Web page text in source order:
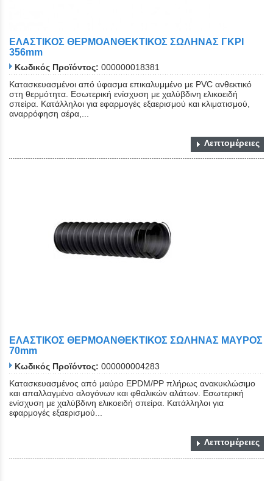
ΕΛΑΣΤΙΚΟΣ ΘΕΡΜΟΑΝΘΕΚΤΙΚΟΣ ΣΩΛΗΝΑΣ ΓΚΡΙ
356mm
Κωδικός Προϊόντος: 000000018381
Κατασκευασμένοι από ύφασμα επικαλυμμένο με PVC ανθεκτικό
στη θερμότητα. Εσωτερική ενίσχυση με χαλύβδινη ελικοειδή
σπείρα. Κατάλληλοι για εφαρμογές εξαερισμού και κλιματισμού,
αναρρόφηση αέρα,...
Λεπτομέρειες
ΕΛΑΣΤΙΚΟΣ ΘΕΡΜΟΑΝΘΕΚΤΙΚΟΣ ΣΩΛΗΝΑΣ ΜΑΥΡΟΣ
70mm
Κωδικός Προϊόντος: 000000004283
Κατασκευασμένος από μαύρο EPDM/PP πλήρως ανακυκλώσιμο
και απαλλαγμένο αλογόνων και φθαλικών αλάτων. Εσωτερική
ενίσχυση με χαλύβδινη ελικοειδή σπείρα. Κατάλληλοι για
εφαρμογές εξαερισμού...
Λεπτομέρειες